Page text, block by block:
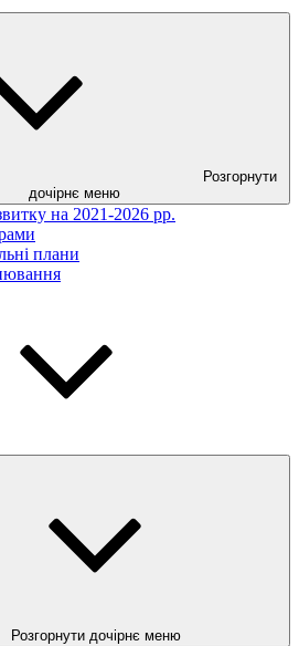
Розгорнути
дочірнє меню
на 2021-2026 рр.
плани
Розгорнути дочірнє меню